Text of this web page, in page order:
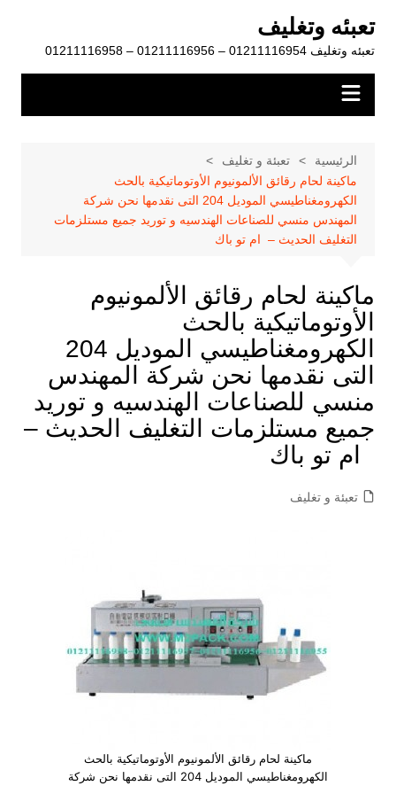
المحتوى
تعبئه وتغليف
تعبئه وتغليف 01211116954 – 01211116956 – 01211116958
الرئيسية
تعبئة و تغليف
ماكينة لحام رقائق الألمونيوم الأوتوماتيكية بالحث
الكهرومغناطيسي الموديل 204 التى نقدمها نحن شركة
المهندس منسي للصناعات الهندسيه و توريد جميع مستلزمات
التغليف الحديث – ام تو باك
ماكينة لحام رقائق الألمونيوم
الأوتوماتيكية بالحث
الكهرومغناطيسي الموديل 204
التى نقدمها نحن شركة المهندس
منسي للصناعات الهندسيه و توريد
جميع مستلزمات التغليف الحديث –
ام تو باك
تعبئة و تغليف
ماكينة لحام رقائق الألمونيوم الأوتوماتيكية بالحث
الكهرومغناطيسي الموديل 204 التى نقدمها نحن شركة